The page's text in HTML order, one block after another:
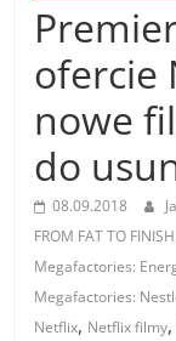
ofercie
nowe
do
08.09.2018
FROM FAT TO
Megafactories:
Megafactories:
Netflix, Netflix filmy,